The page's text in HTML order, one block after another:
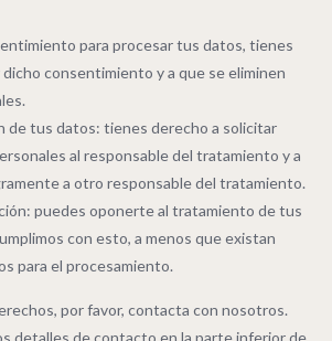
para procesar tus datos, tienes
consentimiento y a que se eliminen
de tus datos: tienes derecho a solicitar
al responsable del tratamiento y a
a otro responsable del tratamiento.
puedes oponerte al tratamiento de tus
con esto, a menos que existan
para el procesamiento.
por favor, contacta con nosotros.
detalles de contacto en la parte inferior de